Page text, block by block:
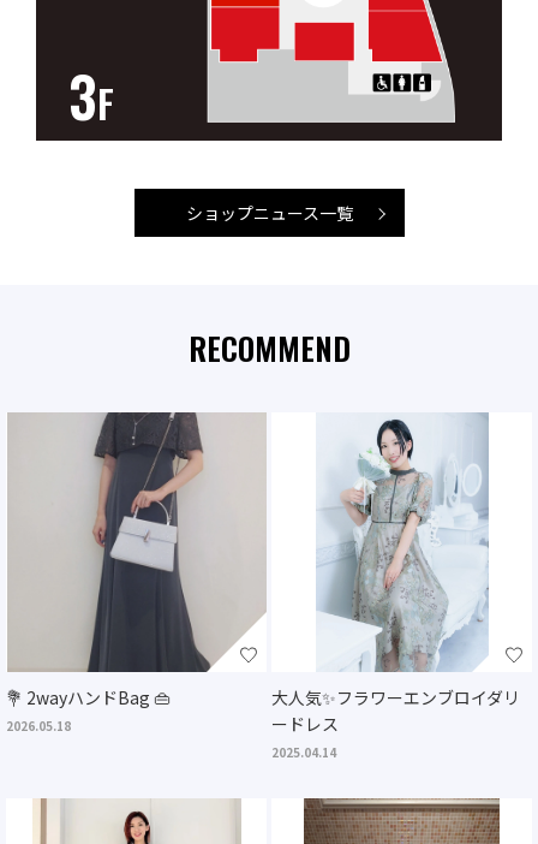
3F
ショップニュース一覧
RECOMMEND
💐 2wayハンドBag 👜
2026.05.18
大人気✨フラワーエンブロイダリ
ードレス
2025.04.14